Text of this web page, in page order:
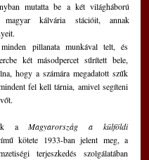
mutatta be a két világháború
magyar kálvária stációit, annak
pillanata munkával telt, és
két másodpercet sűrített bele,
hogy a számára megadatott szűk
fel kell tárnia, amivel segíteni
a Magyarország a külföldi
kötete 1933-ban jelent meg, a
terjeszkedés szolgálatában